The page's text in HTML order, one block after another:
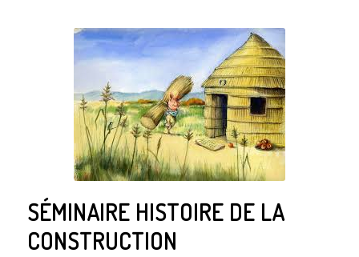
SÉMINAIRE HISTOIRE DE LA
CONSTRUCTION